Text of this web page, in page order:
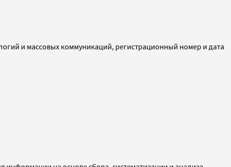
и массовых коммуникаций, регистрационный номер и дата